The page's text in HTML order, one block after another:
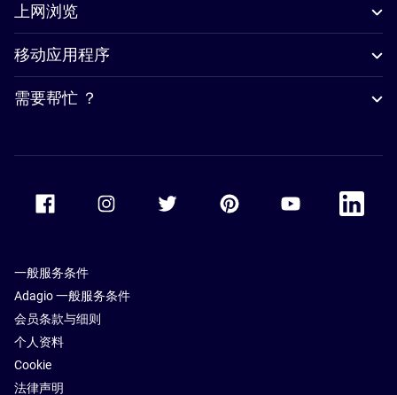
上网浏览
移动应用程序
需要帮忙 ？
Accor Facebook Accor TwitterAccor PinterestAccor Youtube
Accor
一般服务条件
Adagio 一般服务条件
会员条款与细则
个人资料
Cookie
法律声明